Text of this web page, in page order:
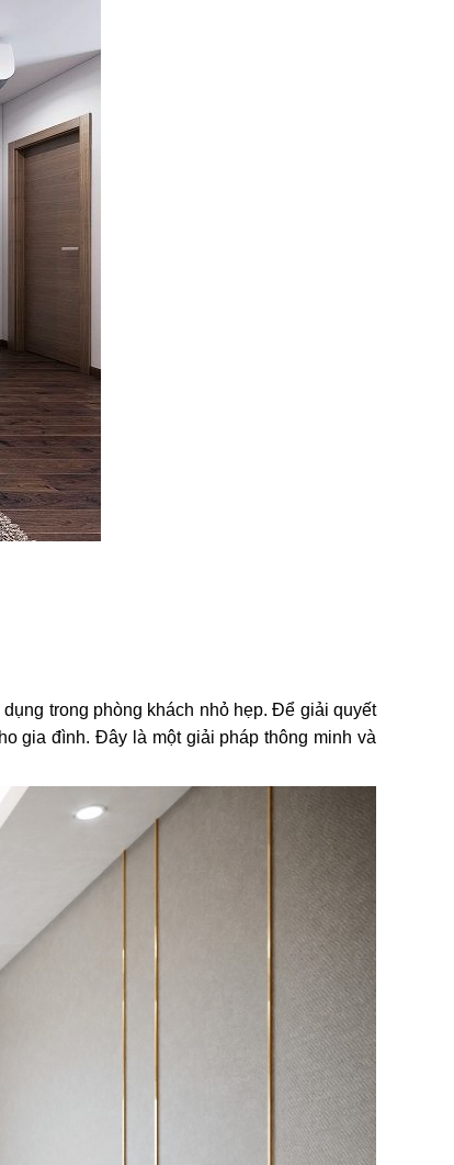
trong phòng khách nhỏ hẹp. Để giải quyết
gia đình. Đây là một giải pháp thông minh và